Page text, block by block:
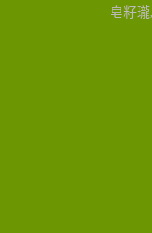
皂籽